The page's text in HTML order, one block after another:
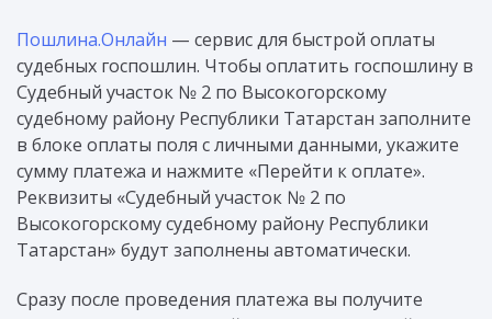
Пошлина.Онлайн — сервис для быстрой оплаты
судебных госпошлин. Чтобы оплатить госпошлину в
Судебный участок № 2 по Высокогорскому
судебному району Республики Татарстан заполните
в блоке оплаты поля с личными данными, укажите
сумму платежа и нажмите «Перейти к оплате».
Реквизиты «Судебный участок № 2 по
Высокогорскому судебному району Республики
Татарстан» будут заполнены автоматически.
Сразу после проведения платежа вы получите